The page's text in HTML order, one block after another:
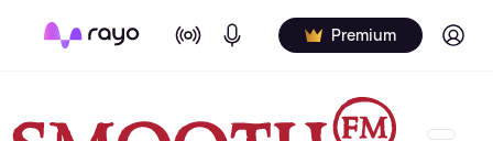
On Air Podcasts Premium Log in